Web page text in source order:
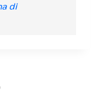
di